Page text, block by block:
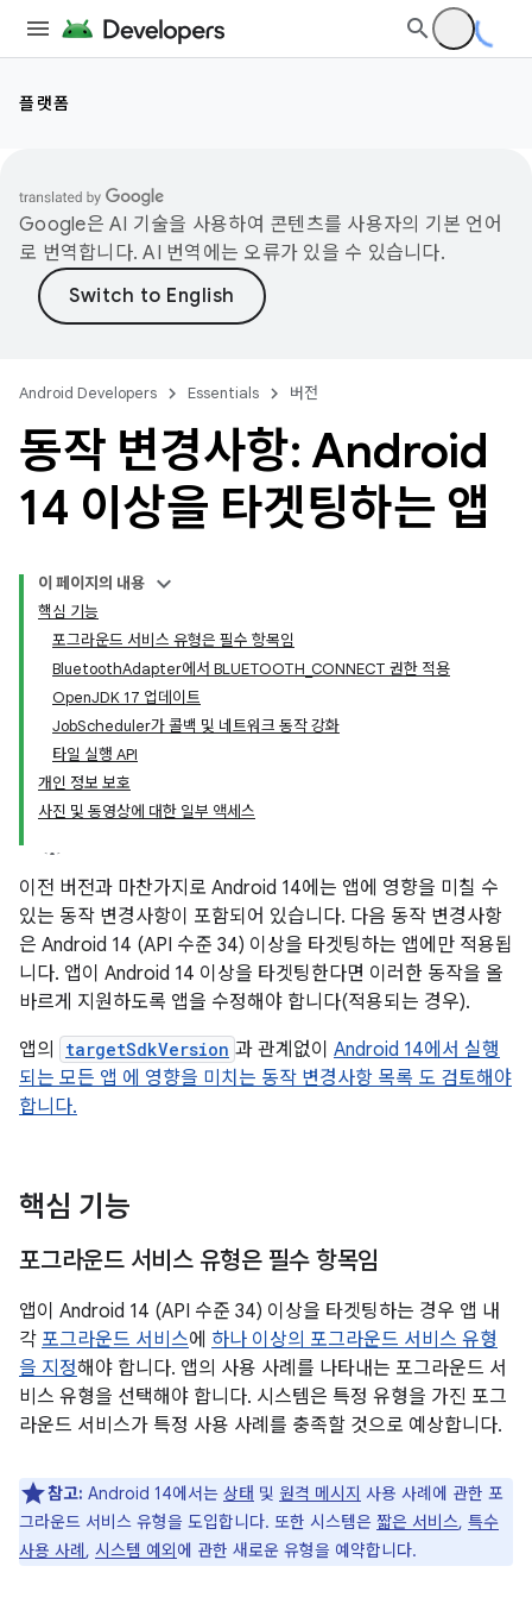
플랫폼
Google은 AI 기술을 사용하여 콘텐츠를 사용자의 기본 언어
로 번역합니다. AI 번역에는 오류가 있을 수 있습니다.
Android Developers Essentials 버전
동작 변경사항: Android
14 이상을 타겟팅하는 앱
이 페이지의 내용
핵심 기능
포그라운드 서비스 유형은 필수 항목임
BluetoothAdapter에서 BLUETOOTH_CONNECT 권한 적용
OpenJDK 17 업데이트
JobScheduler가 콜백 및 네트워크 동작 강화
타일 실행 API
개인 정보 보호
사진 및 동영상에 대한 일부 액세스
이전 버전과 마찬가지로 Android 14에는 앱에 영향을 미칠 수
있는 동작 변경사항이 포함되어 있습니다. 다음 동작 변경사항
은 Android 14 (API 수준 34) 이상을 타겟팅하는 앱에만 적용됩
니다. 앱이 Android 14 이상을 타겟팅한다면 이러한 동작을 올
바르게 지원하도록 앱을 수정해야 합니다(적용되는 경우).
앱의
targetSdkVersion 과 관계없이 Android 14에서 실행
되는 모든 앱 에 영향을 미치는 동작 변경사항 목록 도 검토해야
합니다.
핵심 기능
포그라운드 서비스 유형은 필수 항목임
앱이 Android 14 (API 수준 34) 이상을 타겟팅하는 경우 앱 내
각 포그라운드 서비스에 하나 이상의 포그라운드 서비스 유형
을 지정해야 합니다. 앱의 사용 사례를 나타내는 포그라운드 서
비스 유형을 선택해야 합니다. 시스템은 특정 유형을 가진 포그
라운드 서비스가 특정 사용 사례를 충족할 것으로 예상합니다.
참고: Android 14에서는 상태 및 원격 메시지 사용 사례에 관한 포
그라운드 서비스 유형을 도입합니다. 또한 시스템은 짧은 서비스, 특수
사용 사례, 시스템 예외에 관한 새로운 유형을 예약합니다.